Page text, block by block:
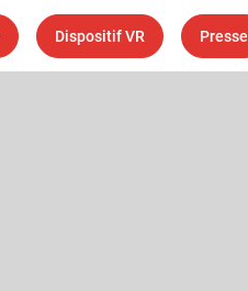
Dispositif VR Presse